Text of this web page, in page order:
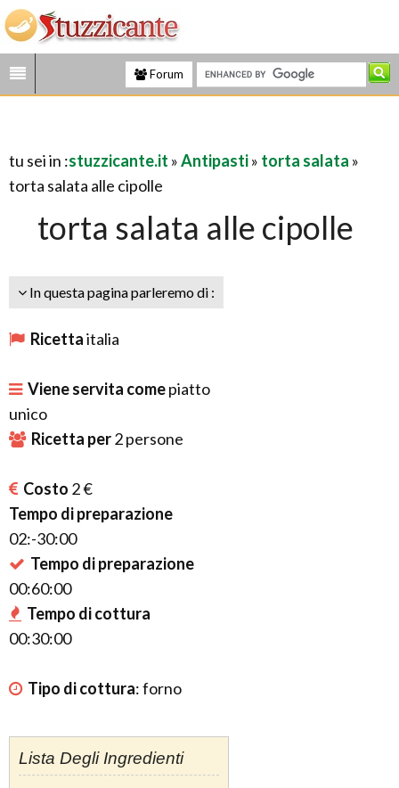
Forum
tu sei in :stuzzicante.it »Antipasti» torta salata »
torta salata alle cipolle
torta salata alle cipolle
In questa pagina parleremo di :
Ricettaitalia
Viene servita comepiatto
unico
Ricetta per2persone
Costo 2 €
Tempo di preparazione
02:-30:00
Tempo di preparazione
00:60:00
Tempo di cottura
00:30:00
Tipo di cottura:forno
Lista Degli Ingredienti